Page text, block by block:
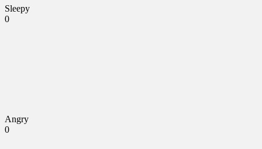
Sleepy
0
Angry
0